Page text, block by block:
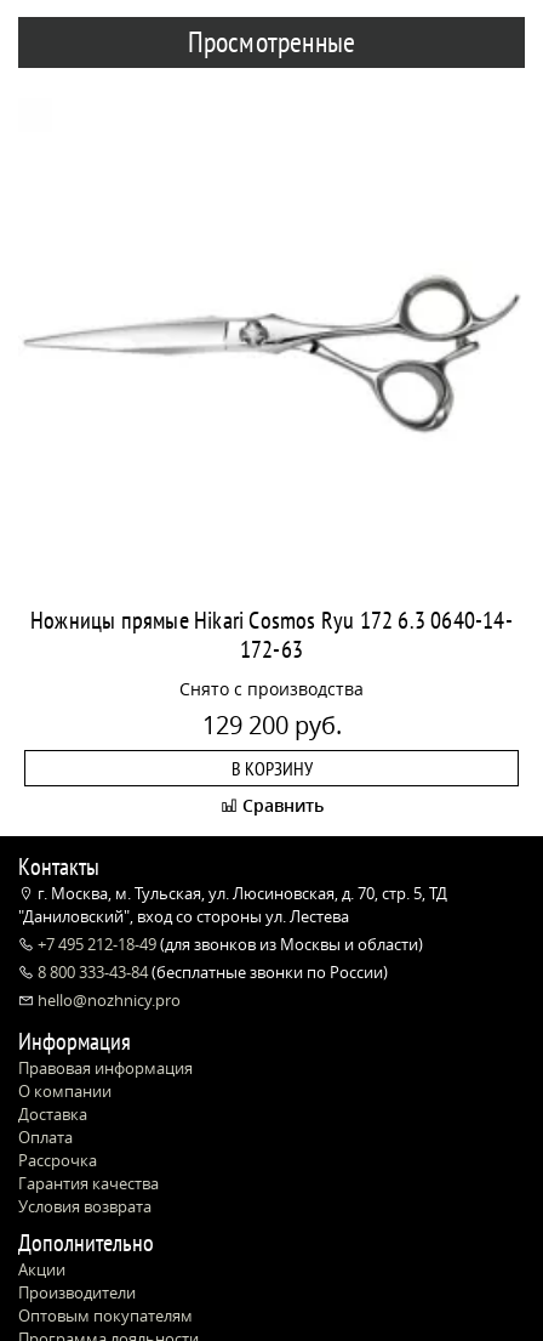
Просмотренные
Ножницы прямые Hikari Cosmos Ryu 172 6.3 0640-14-
172-63
Снято с производства
129 200 руб.
В КОРЗИНУ
Сравнить
Контакты
г. Москва, м. Тульская, ул. Люсиновская, д. 70, стр. 5, ТД
"Даниловский", вход со стороны ул. Лестева
+7 495 212-18-49(для звонков из Москвы и области)
8 800 333-43-84(бесплатные звонки по России)
hello@nozhnicy.pro
Информация
Правовая информация
О компании
Доставка
Оплата
Рассрочка
Гарантия качества
Условия возврата
Дополнительно
Акции
Производители
Оптовым покупателям